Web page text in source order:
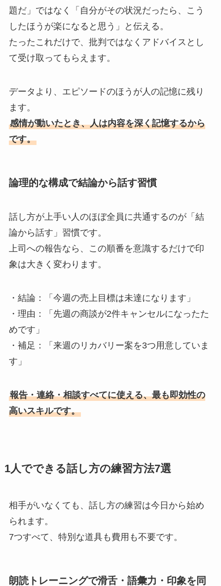
題だ」ではなく「自分がその状況だったら、こう
したほうが楽になると思う」と伝える。
たったこれだけで、批判ではなくアドバイスとし
て受け取ってもらえます。
データより、エピソードのほうが人の記憶に残り
ます。
感情が動いたとき、人は内容を深く記憶するから
です。
論理的な構成で結論から話す習慣
話し方が上手い人のほぼ全員に共通するのが「結
論から話す」習慣です。
上司への報告なら、この順番を意識するだけで印
象は大きく変わります。
・結論：「今週の売上目標は未達になります」
・理由：「先週の商談が2件キャンセルになったた
めです」
・補足：「来週のリカバリー案を3つ用意していま
す」
報告・連絡・相談すべてに使える、最も即効性の
高いスキルです。
1人でできる話し方の練習方法7選
相手がいなくても、話し方の練習は今日から始め
られます。
7つすべて、特別な道具も費用も不要です。
朗読トレーニングで滑舌・語彙力・印象を同